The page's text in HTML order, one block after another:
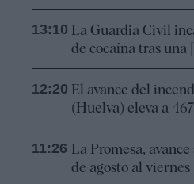
13:10 La Guardia Civil
de cocaína tras una
12:20 El avance del
(Huelva) eleva a
11:26 La Promesa,
de agosto al viernes